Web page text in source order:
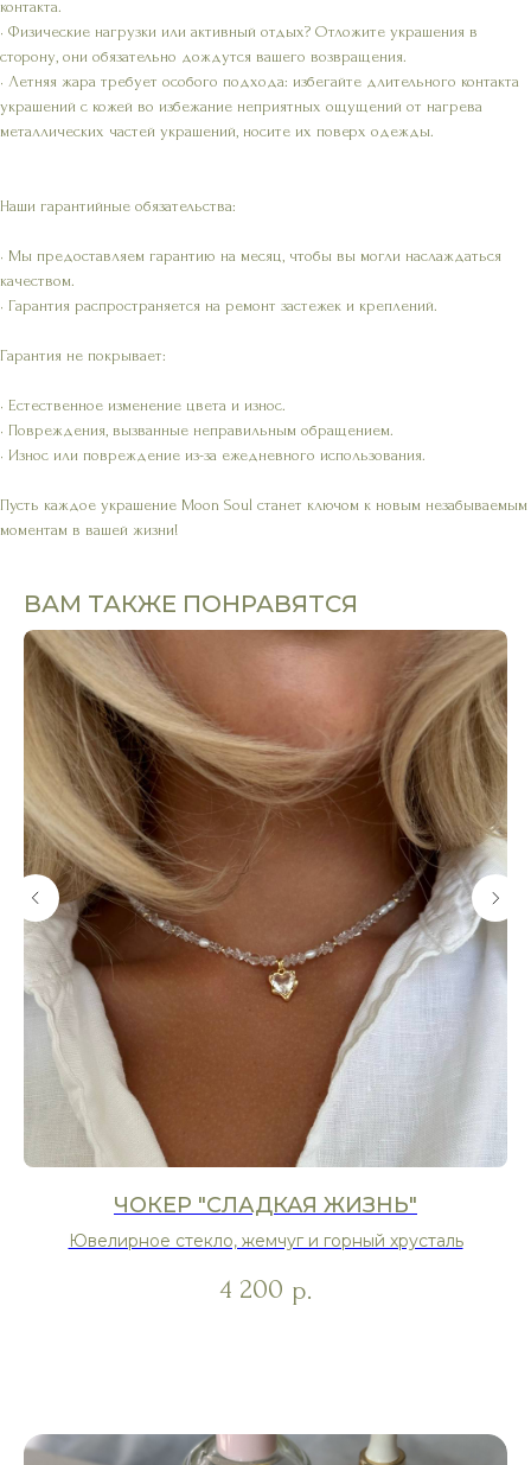
контакта.
• Физические нагрузки или активный отдых? Отложите украшения в
сторону, они обязательно дождутся вашего возвращения.
• Летняя жара требует особого подхода: избегайте длительного контакта
украшений с кожей во избежание неприятных ощущений от нагрева
металлических частей украшений, носите их поверх одежды.
Наши гарантийные обязательства:
• Мы предоставляем гарантию на месяц, чтобы вы могли наслаждаться
качеством.
• Гарантия распространяется на ремонт застежек и креплений.
Гарантия не покрывает:
• Естественное изменение цвета и износ.
• Повреждения, вызванные неправильным обращением.
• Износ или повреждение из-за ежедневного использования.
Пусть каждое украшение Moon Soul станет ключом к новым незабываемым
моментам в вашей жизни!
ВАМ ТАКЖЕ ПОНРАВЯТСЯ
ЧОКЕР "СЛАДКАЯ ЖИЗНЬ"
Ювелирное стекло, жемчуг и горный хрусталь
4 200 р.